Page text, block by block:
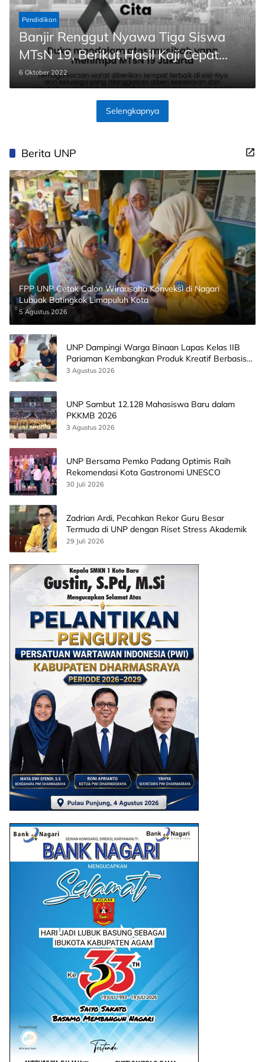
Pendidikan
Banjir Renggut Nyawa Tiga Siswa
MTsN 19, Berikut Hasil Kaji Cepat
Sementara BPBD DKI
6 Oktober 2022
Selengkapnya
Berita UNP
FPP UNP Cetak Calon Wirausaha Konveksi di Nagari
Lubuak Batingkok Limapuluh Kota
5 Agustus 2026
UNP Dampingi Warga Binaan Lapas Kelas IIB
Pariaman Kembangkan Produk Kreatif Berbasis
AI
3 Agustus 2026
UNP Sambut 12.128 Mahasiswa Baru dalam
PKKMB 2026
3 Agustus 2026
UNP Bersama Pemko Padang Optimis Raih
Rekomendasi Kota Gastronomi UNESCO
30 Juli 2026
Zadrian Ardi, Pecahkan Rekor Guru Besar
Termuda di UNP dengan Riset Stress Akademik
29 Juli 2026